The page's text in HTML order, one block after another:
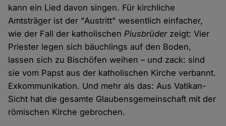
kann ein Lied davon singen. Für kirchliche
Amtsträger ist der "Austritt" wesentlich einfacher,
wie der Fall der katholischen Piusbrüder zeigt: Vier
Priester legen sich bäuchlings auf den Boden,
lassen sich zu Bischöfen weihen – und zack: sind
sie vom Papst aus der katholischen Kirche verbannt.
Exkommunikation. Und mehr als das: Aus Vatikan-
Sicht hat die gesamte Glaubensgemeinschaft mit der
römischen Kirche gebrochen.